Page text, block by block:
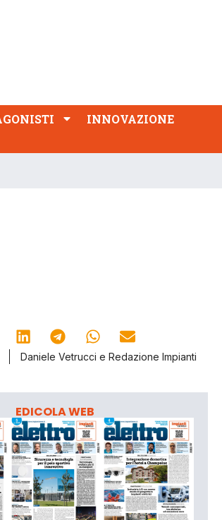
INNOVAZIONE
Daniele Vetrucci eRedazione Impianti
EDICOLA WEB